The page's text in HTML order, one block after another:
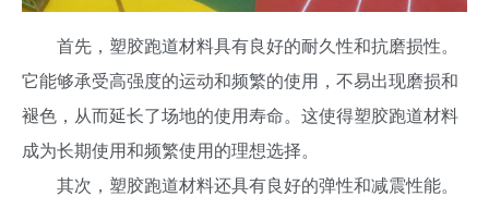
首先，塑胶跑道材料具有良好的耐久性和抗磨损性。
它能够承受高强度的运动和频繁的使用，不易出现磨损和
褪色，从而延长了场地的使用寿命。这使得塑胶跑道材料
成为长期使用和频繁使用的理想选择。
其次，塑胶跑道材料还具有良好的弹性和减震性能。